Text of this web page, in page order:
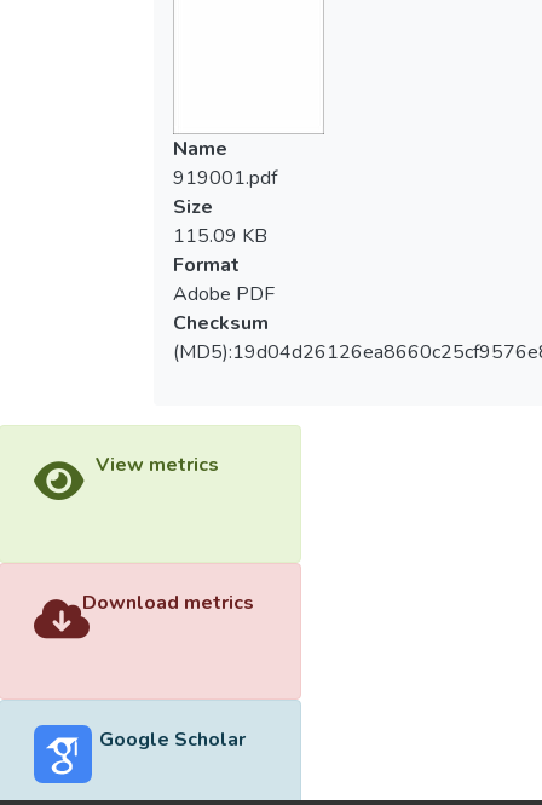
Name
919001.pdf
Size
115.09 KB
Format
Adobe PDF
Checksum
View metrics
Download metrics
Google Scholar